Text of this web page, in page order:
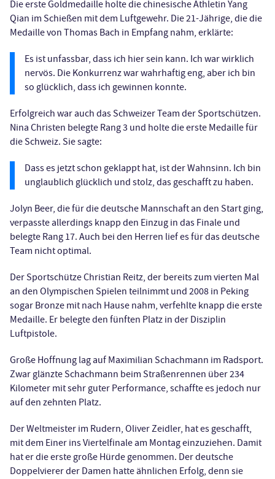
Die erste Goldmedaille holte die chinesische Athletin Yang
Qian im Schießen mit dem Luftgewehr. Die 21-Jährige, die die
Medaille von Thomas Bach in Empfang nahm, erklärte:
Es ist unfassbar, dass ich hier sein kann. Ich war wirklich
nervös. Die Konkurrenz war wahrhaftig eng, aber ich bin
so glücklich, dass ich gewinnen konnte.
Erfolgreich war auch das Schweizer Team der Sportschützen.
Nina Christen belegte Rang 3 und holte die erste Medaille für
die Schweiz. Sie sagte:
Dass es jetzt schon geklappt hat, ist der Wahnsinn. Ich bin
unglaublich glücklich und stolz, das geschafft zu haben.
Jolyn Beer, die für die deutsche Mannschaft an den Start ging,
verpasste allerdings knapp den Einzug in das Finale und
belegte Rang 17. Auch bei den Herren lief es für das deutsche
Team nicht optimal.
Der Sportschütze Christian Reitz, der bereits zum vierten Mal
an den Olympischen Spielen teilnimmt und 2008 in Peking
sogar Bronze mit nach Hause nahm, verfehlte knapp die erste
Medaille. Er belegte den fünften Platz in der Disziplin
Luftpistole.
Große Hoffnung lag auf Maximilian Schachmann im Radsport.
Zwar glänzte Schachmann beim Straßenrennen über 234
Kilometer mit sehr guter Performance, schaffte es jedoch nur
auf den zehnten Platz.
Der Weltmeister im Rudern, Oliver Zeidler, hat es geschafft,
mit dem Einer ins Viertelfinale am Montag einzuziehen. Damit
hat er die erste große Hürde genommen. Der deutsche
Doppelvierer der Damen hatte ähnlichen Erfolg, denn sie